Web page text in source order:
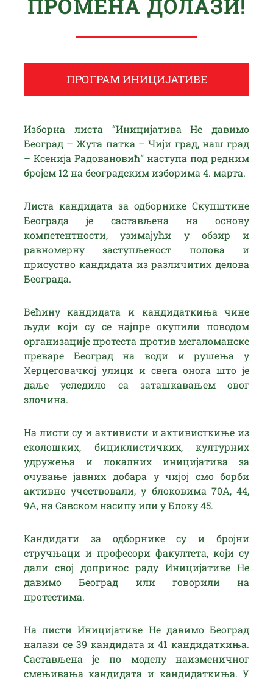
ПРОМЕНА ДОЛАЗИ!
ПРОГРАМ ИНИЦИЈАТИВЕ
Изборна листа “Иницијатива Не давимо
Београд – Жута патка – Чији град, наш град
– Ксенија Радовановић” наступа под редним
бројем 12 на београдским изборима 4. марта.
Листа кандидата за одборнике Скупштине
Београда је састављена на основу
компетентности, узимајући у обзир и
равномерну заступљеност полова и
присуство кандидата из различитих делова
Београда.
Већину кандидата и кандидаткиња чине
људи који су се најпре окупили поводом
организације протеста против мегаломанске
преваре Београд на води и рушења у
Херцеговачкој улици и свега онога што је
даље уследило са заташкавањем овог
злочина.
На листи су и активисти и активисткиње из
еколошких, бициклистичких, културних
удружења и локалних иницијатива за
очување јавних добара у чијој смо борби
активно учествовали, у блоковима 70А, 44,
9А, на Савском насипу или у Блоку 45.
Кандидати за одборнике су и бројни
стручњаци и професори факултета, који су
дали свој допринос раду Иницијативе Не
давимо Београд или говорили на
протестима.
На листи Иницијативе Не давимо Београд
налази се 39 кандидата и 41 кандидаткиња.
Састављена је по моделу наизменичног
смењивања кандидата и кандидаткиња. У